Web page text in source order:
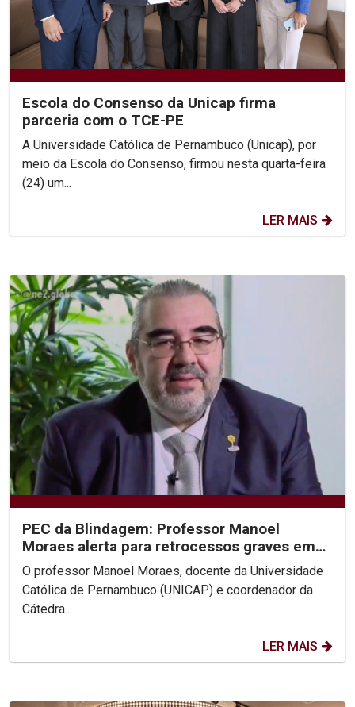
Escola do Consenso da Unicap firma
parceria com o TCE-PE
A Universidade Católica de Pernambuco (Unicap), por
meio da Escola do Consenso, firmou nesta quarta-feira
(24) um...
LER MAIS
PEC da Blindagem: Professor Manoel
Moraes alerta para retrocessos graves em
entrevistas à Rede Globo
O professor Manoel Moraes, docente da Universidade
Católica de Pernambuco (UNICAP) e coordenador da
Cátedra...
LER MAIS